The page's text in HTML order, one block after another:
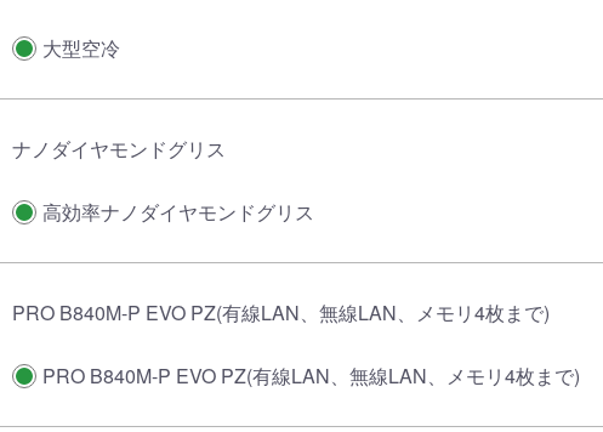
大型空冷
ナノダイヤモンドグリス
高効率ナノダイヤモンドグリス
PRO B840M-P EVO PZ(有線LAN、無線LAN、メモリ4枚まで)
PRO B840M-P EVO PZ(有線LAN、無線LAN、メモリ4枚まで)